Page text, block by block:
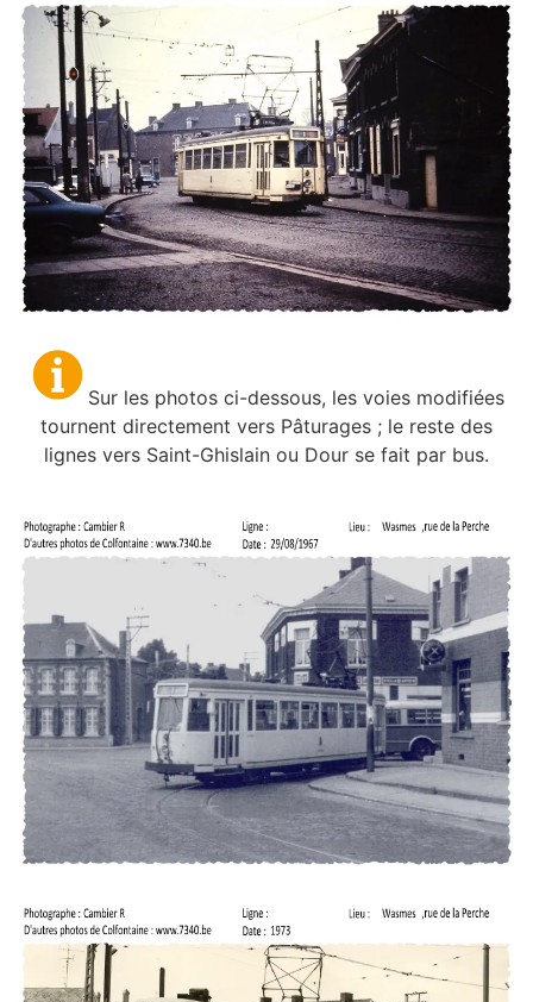
Sur les photos ci-dessous, les voies modifiées
tournent directement vers Pâturages ; le reste des
lignes vers Saint-Ghislain ou Dour se fait par bus.